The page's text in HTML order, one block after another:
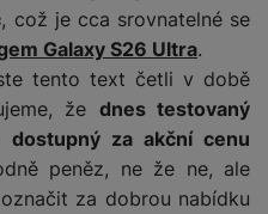
, což je cca srovnatelné se
Galaxy S26 Ultra.
tento text četli v době
že dnes testovaný
dostupný za akční cenu
peněz, ne že ne, ale
za dobrou nabídku